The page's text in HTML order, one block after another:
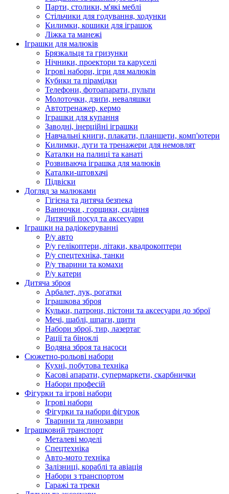
Парти, столики, м'які меблі
Стільчики для годування, ходунки
Килимки, кошики для іграшок
Ліжка та манежі
Іграшки для малюків
Брязкальця та гризунки
Нічники, проектори та каруселі
Ігрові набори, ігри для малюків
Кубики та пірамідки
Телефони, фотоапарати, пульти
Молоточки, дзиґи, неваляшки
Автотренажер, кермо
Іграшки для купання
Заводні, інерційні іграшки
Навчальні книги, плакати, планшети, комп'ютери
Килимки, дуги та тренажери для немовлят
Каталки на палиці та канаті
Розвиваюча іграшка для малюків
Каталки-штовхачі
Підвіски
Догляд за малюками
Гігієна та дитяча безпека
Ванночки , горщики, сидіння
Дитячий посуд та аксесуари
Іграшки на радіокеруванні
Р/у авто
Р/у гелікоптери, літаки, квадрокоптери
Р/у спецтехніка, танки
Р/у тварини та комахи
Р/у катери
Дитяча зброя
Арбалет, лук, рогатки
Іграшкова зброя
Кульки, патрони, пістони та аксесуари до зброї
Мечі, шаблі, шпаги, щити
Набори зброї, тир, лазертаг
Рації та біноклі
Водяна зброя та насоси
Сюжетно-рольові набори
Кухні, побутова техніка
Касові апарати, супермаркети, скарбнички
Набори професій
Фігурки та ігрові набори
Ігрові набори
Фігурки та набори фігурок
Тварини та динозаври
Іграшковий транспорт
Металеві моделі
Спецтехніка
Авто-мото техніка
Залізниці, кораблі та авіація
Набори з транспортом
Гаражі та треки